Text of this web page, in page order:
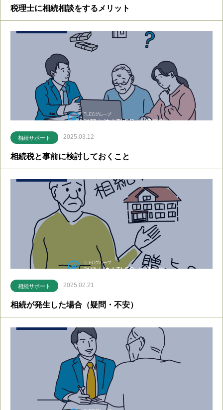
税理士に相続相談をするメリット
相続サポート 2025.03.12
相続税と事前に検討しておくこと
相続サポート 2025.02.21
相続が発生した場合（疑問・不安）